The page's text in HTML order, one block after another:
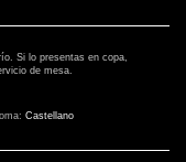
Si lo presentas en copa,
de mesa.
Castellano